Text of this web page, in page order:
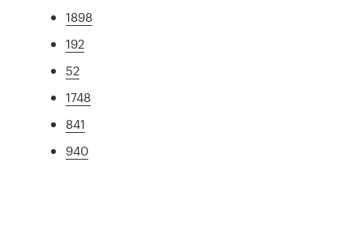
1898
192
52
1748
841
940